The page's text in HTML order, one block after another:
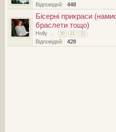
Відповідей: 448
Бісерні прикраси
браслети тощо)
Holly ... 20 21 22
Відповідей: 428